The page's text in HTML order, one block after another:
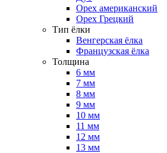
Орех американский
Орех Грецкий
Тип ёлки
Венгерская ёлка
Французская ёлка
Толщина
6 мм
7 мм
8 мм
9 мм
10 мм
11 мм
12 мм
13 мм